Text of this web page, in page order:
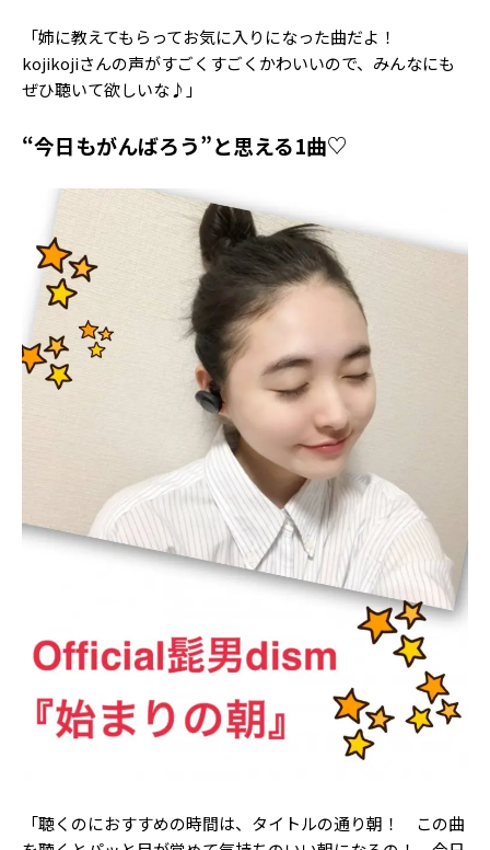
「姉に教えてもらってお気に入りになった曲だよ！
kojikojiさんの声がすごくすごくかわいいので、みんなにも
ぜひ聴いて欲しいな♪」
“今日もがんばろう”と思える1曲♡
「聴くのにおすすめの時間は、タイトルの通り朝！ この曲